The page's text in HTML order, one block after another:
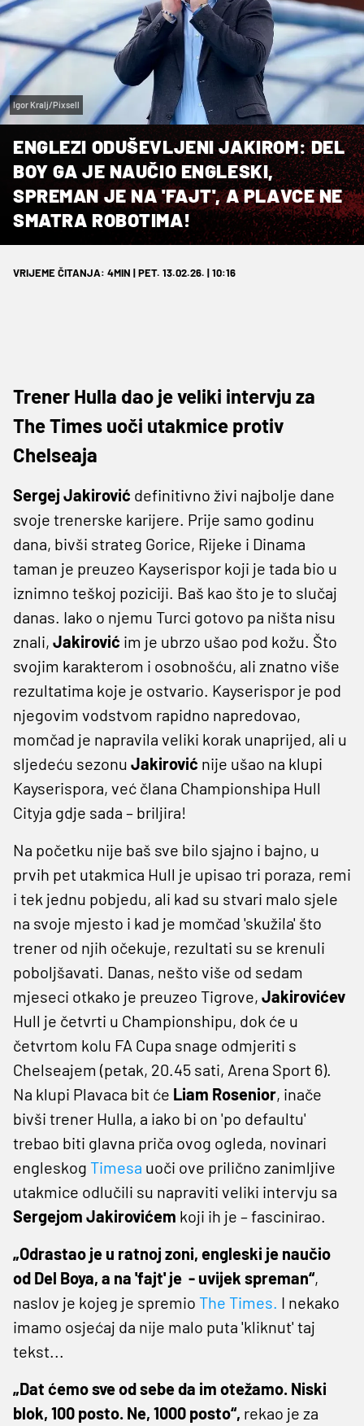
Igor Kralj/Pixsell
ENGLEZI ODUŠEVLJENI JAKIROM: DEL
BOY GA JE NAUČIO ENGLESKI,
SPREMAN JE NA 'FAJT', A PLAVCE NE
SMATRA ROBOTIMA!
VRIJEME ČITANJA: 4MIN | PET. 13.02.26. | 10:16
Trener Hulla dao je veliki intervju za
The Times uoči utakmice protiv
Chelseaja
Sergej Jakirović definitivno živi najbolje dane
svoje trenerske karijere. Prije samo godinu
dana, bivši strateg Gorice, Rijeke i Dinama
taman je preuzeo Kayserispor koji je tada bio u
iznimno teškoj poziciji. Baš kao što je to slučaj
danas. Iako o njemu Turci gotovo pa ništa nisu
znali, Jakirović im je ubrzo ušao pod kožu. Što
svojim karakterom i osobnošću, ali znatno više
rezultatima koje je ostvario. Kayserispor je pod
njegovim vodstvom rapidno napredovao,
momčad je napravila veliki korak unaprijed, ali u
sljedeću sezonu Jakirović nije ušao na klupi
Kayserispora, već člana Championshipa Hull
Cityja gdje sada – briljira!
Na početku nije baš sve bilo sjajno i bajno, u
prvih pet utakmica Hull je upisao tri poraza, remi
i tek jednu pobjedu, ali kad su stvari malo sjele
na svoje mjesto i kad je momčad 'skužila' što
trener od njih očekuje, rezultati su se krenuli
poboljšavati. Danas, nešto više od sedam
mjeseci otkako je preuzeo Tigrove, Jakirovićev
Hull je četvrti u Championshipu, dok će u
četvrtom kolu FA Cupa snage odmjeriti s
Chelseajem (petak, 20.45 sati, Arena Sport 6).
Na klupi Plavaca bit će Liam Rosenior, inače
bivši trener Hulla, a iako bi on 'po defaultu'
trebao biti glavna priča ovog ogleda, novinari
engleskog Timesa uoči ove prilično zanimljive
utakmice odlučili su napraviti veliki intervju sa
Sergejom Jakirovićem koji ih je – fascinirao.
„Odrastao je u ratnoj zoni, engleski je naučio
od Del Boya, a na 'fajt' je - uvijek spreman“,
naslov je kojeg je spremio The Times. I nekako
imamo osjećaj da nije malo puta 'kliknut' taj
tekst...
„Dat ćemo sve od sebe da im otežamo. Niski
blok, 100 posto. Ne, 1000 posto“, rekao je za